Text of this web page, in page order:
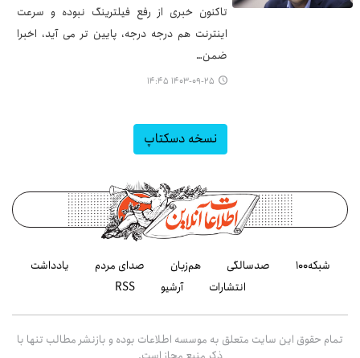
تاکنون خبری از رفع فیلترینگ نبوده و سرعت
اینترنت هم درجه درجه، پایین تر می آید، اخبرا
ضمن…
۱۴۰۳-۰۹-۲۵ ۱۴:۴۵
نسخه دسکتاپ
شبکه۱۰۰ صدسالگی هم‌زبان صدای مردم
یادداشت
انتشارات
آرشیو RSS
تمام حقوق این سایت متعلق به موسسه اطلاعات بوده و بازنشر مطالب تنها با